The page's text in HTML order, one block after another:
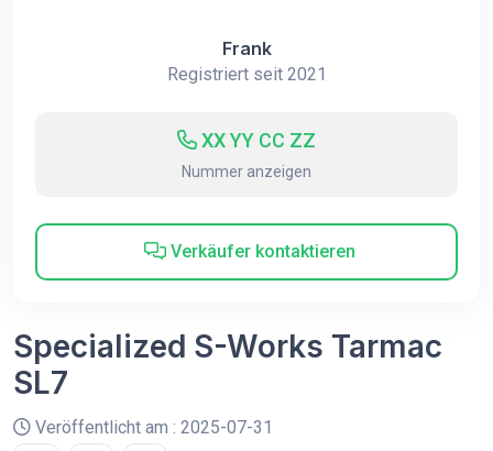
Frank
Registriert seit 2021
XX YY CC ZZ
Nummer anzeigen
Verkäufer kontaktieren
Specialized S-Works Tarmac
SL7
Veröffentlicht am : 2025-07-31